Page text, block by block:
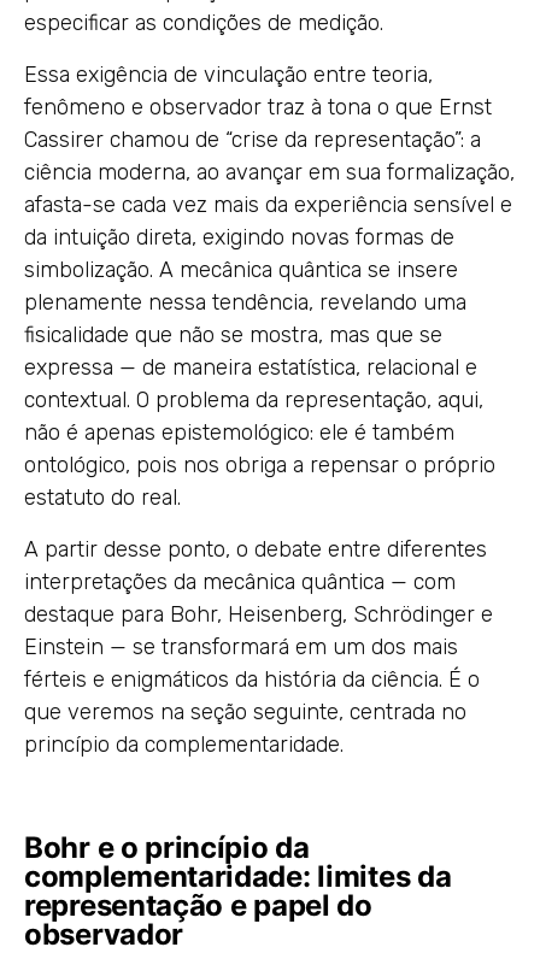
especificar as condições de medição.
Essa exigência de vinculação entre teoria,
fenômeno e observador traz à tona o que Ernst
Cassirer chamou de “crise da representação”: a
ciência moderna, ao avançar em sua formalização,
afasta-se cada vez mais da experiência sensível e
da intuição direta, exigindo novas formas de
simbolização. A mecânica quântica se insere
plenamente nessa tendência, revelando uma
fisicalidade que não se mostra, mas que se
expressa — de maneira estatística, relacional e
contextual. O problema da representação, aqui,
não é apenas epistemológico: ele é também
ontológico, pois nos obriga a repensar o próprio
estatuto do real.
A partir desse ponto, o debate entre diferentes
interpretações da mecânica quântica — com
destaque para Bohr, Heisenberg, Schrödinger e
Einstein — se transformará em um dos mais
férteis e enigmáticos da história da ciência. É o
que veremos na seção seguinte, centrada no
princípio da complementaridade.
Bohr e o princípio da
complementaridade: limites da
representação e papel do
observador